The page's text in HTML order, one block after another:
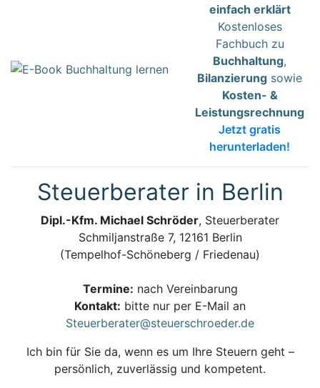
einfach erklärt
Kostenloses
Fachbuch zu
Buchhaltung,
Bilanzierung sowie
Kosten- &
Leistungsrechnung
Jetzt gratis
herunterladen!
Steuerberater in Berlin
Dipl.-Kfm. Michael Schröder, Steuerberater
Schmiljanstraße 7, 12161 Berlin
(Tempelhof-Schöneberg / Friedenau)
Termine: nach Vereinbarung
Kontakt: bitte nur per E-Mail an
Steuerberater@steuerschroeder.de
Ich bin für Sie da, wenn es um Ihre Steuern geht –
persönlich, zuverlässig und kompetent.